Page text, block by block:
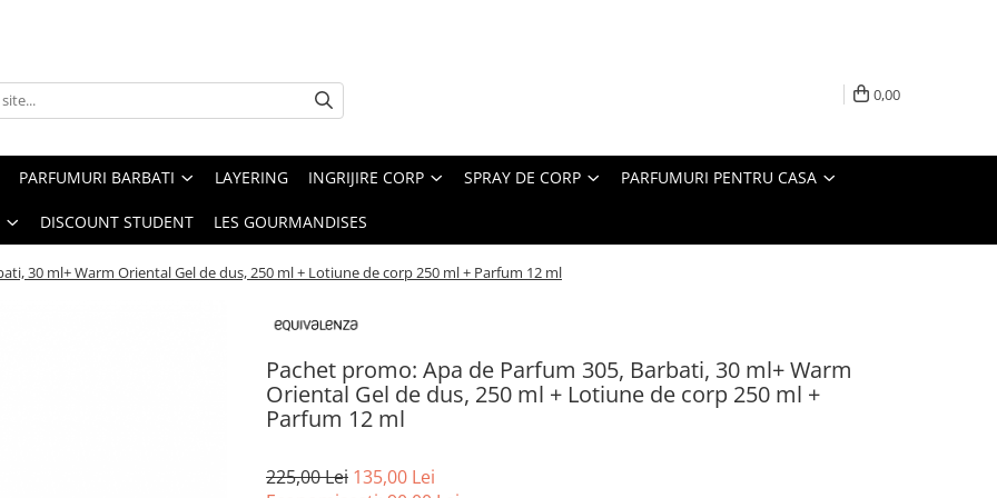
0,00
PARFUMURI BARBATI LAYERING INGRIJIRE CORP SPRAY DE CORP PARFUMURI PENTRU CASA
DISCOUNT STUDENT LES GOURMANDISES
30 ml+ Warm Oriental Gel de dus, 250 ml + Lotiune de corp 250 ml + Parfum 12 ml
Pachet promo: Apa de Parfum 305, Barbati, 30 ml+ Warm
Oriental Gel de dus, 250 ml + Lotiune de corp 250 ml +
Parfum 12 ml
225,00 Lei 135,00 Lei